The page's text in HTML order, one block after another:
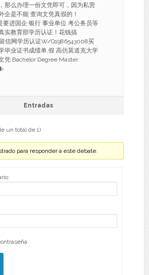
那么办理一份文凭即可，因为私营
企是不能 查询文凭真假的！
要进国企 银行 事业单位 考公务员等
实教育部学历认证！花钱搞
信网学历认证W/Q1986543008买
毕业证书成绩单,假 高仿莫道克大学
凭 Bachelor Degree Master
Entradas
un total de 1)
para responder a este debate.